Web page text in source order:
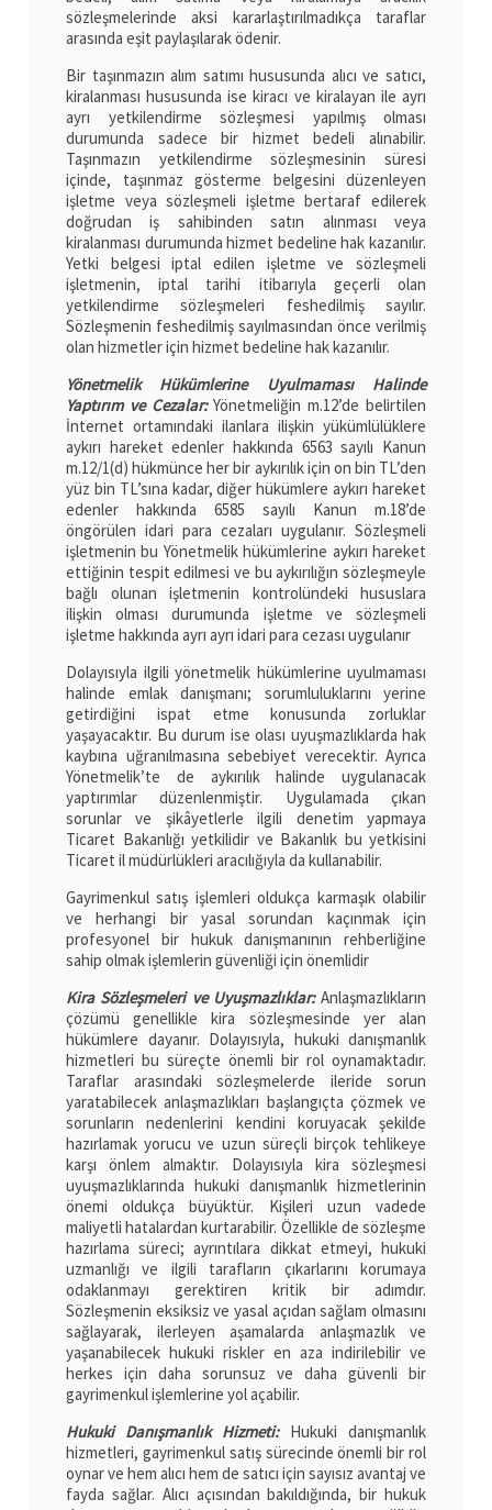
sözleşmelerinde aksi kararlaştırılmadıkça taraflar
arasında eşit paylaşılarak ödenir.
Bir taşınmazın alım satımı hususunda alıcı ve satıcı,
kiralanması hususunda ise kiracı ve kiralayan ile ayrı
ayrı yetkilendirme sözleşmesi yapılmış olması
durumunda sadece bir hizmet bedeli alınabilir.
Taşınmazın yetkilendirme sözleşmesinin süresi
içinde, taşınmaz gösterme belgesini düzenleyen
işletme veya sözleşmeli işletme bertaraf edilerek
doğrudan iş sahibinden satın alınması veya
kiralanması durumunda hizmet bedeline hak kazanılır.
Yetki belgesi iptal edilen işletme ve sözleşmeli
işletmenin, iptal tarihi itibarıyla geçerli olan
yetkilendirme sözleşmeleri feshedilmiş sayılır.
Sözleşmenin feshedilmiş sayılmasından önce verilmiş
olan hizmetler için hizmet bedeline hak kazanılır.
Yönetmelik Hükümlerine Uyulmaması Halinde
Yaptırım ve Cezalar:Yönetmeliğin m.12’de belirtilen
İnternet ortamındaki ilanlara ilişkin yükümlülüklere
aykırı hareket edenler hakkında 6563 sayılı Kanun
m.12/1(d) hükmünce her bir aykırılık için on bin TL’den
yüz bin TL’sına kadar, diğer hükümlere aykırı hareket
edenler hakkında 6585 sayılı Kanun m.18’de
öngörülen idari para cezaları uygulanır. Sözleşmeli
işletmenin bu Yönetmelik hükümlerine aykırı hareket
ettiğinin tespit edilmesi ve bu aykırılığın sözleşmeyle
bağlı olunan işletmenin kontrolündeki hususlara
ilişkin olması durumunda işletme ve sözleşmeli
işletme hakkında ayrı ayrı idari para cezası uygulanır
Dolayısıyla ilgili yönetmelik hükümlerine uyulmaması
halinde emlak danışmanı; sorumluluklarını yerine
getirdiğini ispat etme konusunda zorluklar
yaşayacaktır. Bu durum ise olası uyuşmazlıklarda hak
kaybına uğranılmasına sebebiyet verecektir. Ayrıca
Yönetmelik’te de aykırılık halinde uygulanacak
yaptırımlar düzenlenmiştir. Uygulamada çıkan
sorunlar ve şikâyetlerle ilgili denetim yapmaya
Ticaret Bakanlığı yetkilidir ve Bakanlık bu yetkisini
Ticaret il müdürlükleri aracılığıyla da kullanabilir.
Gayrimenkul satış işlemleri oldukça karmaşık olabilir
ve herhangi bir yasal sorundan kaçınmak için
profesyonel bir hukuk danışmanının rehberliğine
sahip olmak işlemlerin güvenliği için önemlidir
Kira Sözleşmeleri ve Uyuşmazlıklar: Anlaşmazlıkların
çözümü genellikle kira sözleşmesinde yer alan
hükümlere dayanır. Dolayısıyla, hukuki danışmanlık
hizmetleri bu süreçte önemli bir rol oynamaktadır.
Taraflar arasındaki sözleşmelerde ileride sorun
yaratabilecek anlaşmazlıkları başlangıçta çözmek ve
sorunların nedenlerini kendini koruyacak şekilde
hazırlamak yorucu ve uzun süreçli birçok tehlikeye
karşı önlem almaktır. Dolayısıyla kira sözleşmesi
uyuşmazlıklarında hukuki danışmanlık hizmetlerinin
önemi oldukça büyüktür. Kişileri uzun vadede
maliyetli hatalardan kurtarabilir. Özellikle de sözleşme
hazırlama süreci; ayrıntılara dikkat etmeyi, hukuki
uzmanlığı ve ilgili tarafların çıkarlarını korumaya
odaklanmayı gerektiren kritik bir adımdır.
Sözleşmenin eksiksiz ve yasal açıdan sağlam olmasını
sağlayarak, ilerleyen aşamalarda anlaşmazlık ve
yaşanabilecek hukuki riskler en aza indirilebilir ve
herkes için daha sorunsuz ve daha güvenli bir
gayrimenkul işlemlerine yol açabilir.
Hukuki Danışmanlık Hizmeti:Hukuki danışmanlık
hizmetleri, gayrimenkul satış sürecinde önemli bir rol
oynar ve hem alıcı hem de satıcı için sayısız avantaj ve
fayda sağlar. Alıcı açısından bakıldığında, bir hukuk